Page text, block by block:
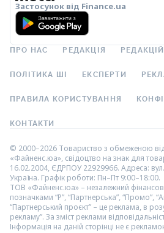
Застосунок від Finance.ua
ПРО НАС РЕДАКЦІЯ
ПОЛІТИКА ШІ ЕКСПЕРТИ
ПРАВИЛА КОРИСТУВАННЯ
КОНТАКТИ
© 2000–2026 Товариство з обмеженою
«Файненс.юа», свідоцтво на знак для
16.02.2004, ЄДРПОУ 22929966. Адреса:
Україна. Графік роботи: Пн–Пт 9:00–18:00.
ТОВ «Файненс.юа» – незалежний
позначками “Р”, “Партнерська”, “Промо”,
“Партнерський проєкт” – це реклама, в
рекламу”. За зміст реклами
Інформація на даній сторінці не є